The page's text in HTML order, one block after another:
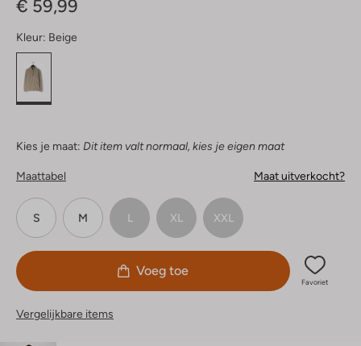
€ 59,99
Kleur: Beige
Kies je maat: Dit item valt normaal, kies je eigen maat
Maattabel Maat uitverkocht?
S M L XL XXL
Voeg toe
Favoriet
Vergelijkbare items